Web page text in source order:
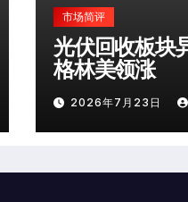
市场简评
光伏回收板块
格林美领涨
2026年7月23日